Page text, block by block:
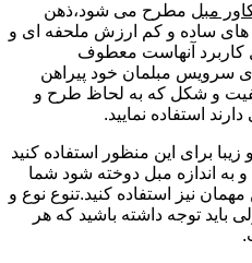
مبل مطرح می شود،ذهن
های ساده و کم ارزش ملحفه ای و
آنهاست معطوف
سرویس مبلمان خود پیراهن
و شکل که به لحاظ طرح و
استفاده نمایید.
برای این منظور استفاده کنید
به اندازه مبل دوخته شود شما
نیز استفاده کنید.تنوع نوع و
باید توجه داشته باشید که هر